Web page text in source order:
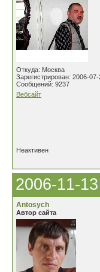
Откуда: Москва
Зарегистрирован: 2006-07-
Сообщений: 9237
Вебсайт
Неактивен
2006-11-
Antosych
Автор сайта